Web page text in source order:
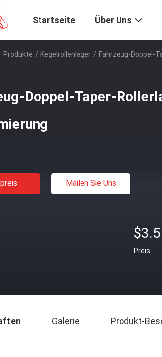
Startseite Über Uns
Produkte / Kegelrollenlager / Fahrzeug-Doppel-
Doppel-Taper-
Mailen Sie Uns
Preis
Galerie Produkt-